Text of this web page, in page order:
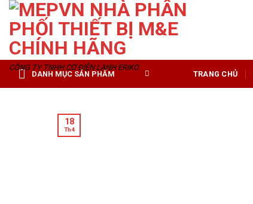
Skip
content
CÔNG TY TNHH CƠ ĐIỆN LẠNH ERIKO
DANH MỤC SẢN PHẨM TRANG CHỦ
18
Th4